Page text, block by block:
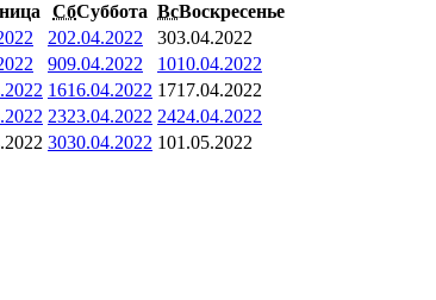
СбСуббота ВсВоскресенье
202.04.2022 303.04.2022
909.04.2022 1010.04.2022
1616.04.2022 1717.04.2022
2323.04.2022 2424.04.2022
3030.04.2022 101.05.2022